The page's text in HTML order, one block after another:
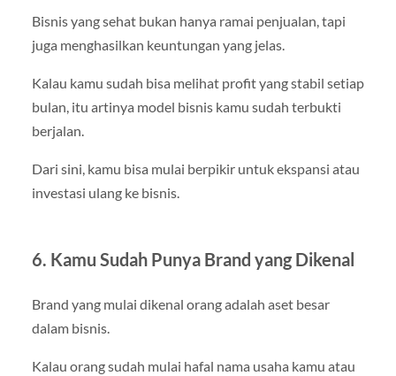
Bisnis yang sehat bukan hanya ramai penjualan, tapi
juga menghasilkan keuntungan yang jelas.
Kalau kamu sudah bisa melihat profit yang stabil setiap
bulan, itu artinya model bisnis kamu sudah terbukti
berjalan.
Dari sini, kamu bisa mulai berpikir untuk ekspansi atau
investasi ulang ke bisnis.
6. Kamu Sudah Punya Brand yang Dikenal
Brand yang mulai dikenal orang adalah aset besar
dalam bisnis.
Kalau orang sudah mulai hafal nama usaha kamu atau